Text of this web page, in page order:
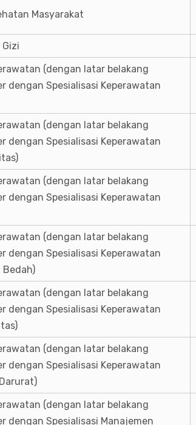
Masyarakat
Gizi
(dengan latar belakang
dengan Spesialisasi Keperawatan
(dengan latar belakang
dengan Spesialisasi Keperawatan
(dengan latar belakang
dengan Spesialisasi Keperawatan
(dengan latar belakang
dengan Spesialisasi Keperawatan
Bedah)
(dengan latar belakang
dengan Spesialisasi Keperawatan
(dengan latar belakang
dengan Spesialisasi Keperawatan
(dengan latar belakang
dengan Spesialisasi Manajemen